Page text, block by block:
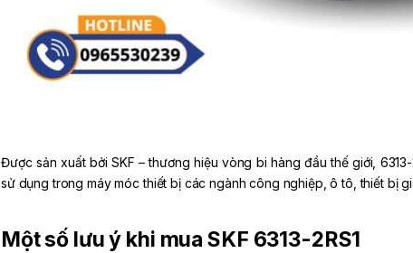
Được sản xuất bởi SKF – thương hiệu vòng bi hàng đầu thế giới,
sử dụng trong máy móc thiết bị các ngành công nghiệp, ô tô, thiết bị
Một số lưu ý khi mua SKF 6313-2RS1